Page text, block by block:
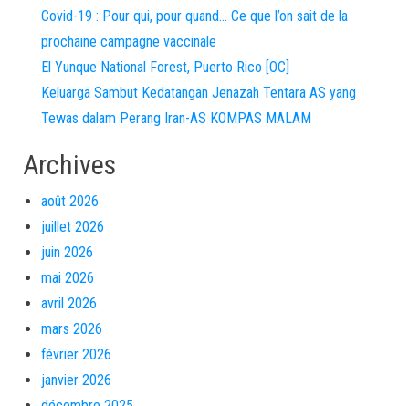
Covid-19 : Pour qui, pour quand… Ce que l’on sait de la
prochaine campagne vaccinale
El Yunque National Forest, Puerto Rico [OC]
Keluarga Sambut Kedatangan Jenazah Tentara AS yang
Tewas dalam Perang Iran-AS KOMPAS MALAM
Archives
août 2026
juillet 2026
juin 2026
mai 2026
avril 2026
mars 2026
février 2026
janvier 2026